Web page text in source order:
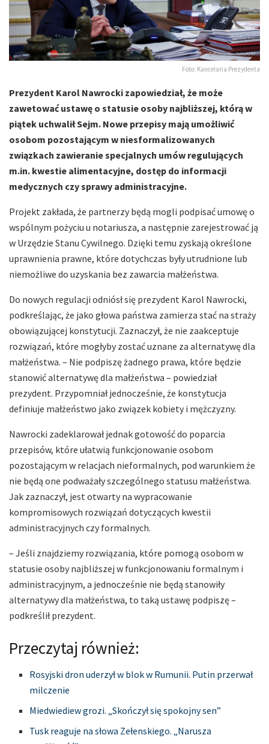
Foto: Kancelaria Prezydenta
Prezydent Karol Nawrocki zapowiedział, że może
zawetować ustawę o statusie osoby najbliższej, którą w
piątek uchwalił Sejm. Nowe przepisy mają umożliwić
osobom pozostającym w niesformalizowanych
związkach zawieranie specjalnych umów regulujących
m.in. kwestie alimentacyjne, dostęp do informacji
medycznych czy sprawy administracyjne.
Projekt zakłada, że partnerzy będą mogli podpisać umowę o
wspólnym pożyciu u notariusza, a następnie zarejestrować ją
w Urzędzie Stanu Cywilnego. Dzięki temu zyskają określone
uprawnienia prawne, które dotychczas były utrudnione lub
niemożliwe do uzyskania bez zawarcia małżeństwa.
Do nowych regulacji odniósł się prezydent Karol Nawrocki,
podkreślając, że jako głowa państwa zamierza stać na straży
obowiązującej konstytucji. Zaznaczył, że nie zaakceptuje
rozwiązań, które mogłyby zostać uznane za alternatywę dla
małżeństwa. – Nie podpiszę żadnego prawa, które będzie
stanowić alternatywę dla małżeństwa – powiedział
prezydent. Przypomniał jednocześnie, że konstytucja
definiuje małżeństwo jako związek kobiety i mężczyzny.
Nawrocki zadeklarował jednak gotowość do poparcia
przepisów, które ułatwią funkcjonowanie osobom
pozostającym w relacjach nieformalnych, pod warunkiem że
nie będą one podważały szczególnego statusu małżeństwa.
Jak zaznaczył, jest otwarty na wypracowanie
kompromisowych rozwiązań dotyczących kwestii
administracyjnych czy formalnych.
– Jeśli znajdziemy rozwiązania, które pomogą osobom w
statusie osoby najbliższej w funkcjonowaniu formalnym i
administracyjnym, a jednocześnie nie będą stanowiły
alternatywy dla małżeństwa, to taką ustawę podpiszę –
podkreślił prezydent.
Przeczytaj również:
Rosyjski dron uderzył w blok w Rumunii. Putin przerwał
milczenie
Miedwiediew grozi. „Skończył się spokojny sen”
Tusk reaguje na słowa Zełenskiego. „Narusza